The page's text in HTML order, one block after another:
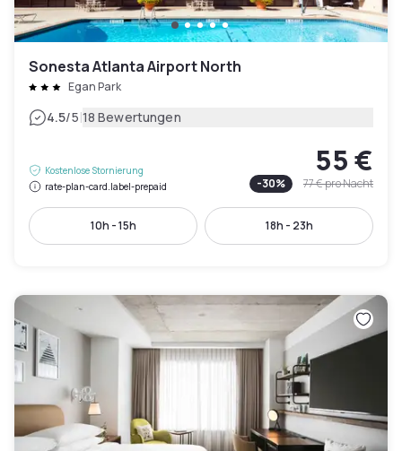
Sonesta Atlanta Airport North
Egan Park
4.5/5|18 Bewertungen
Kostenlose Stornierung
rate-plan-card.label-prepaid
55 €
-30% 77 €pro Nacht
10h - 15h 18h - 23h